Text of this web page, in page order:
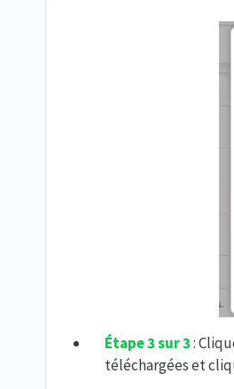
Étape 3 sur 3:
téléchargées et